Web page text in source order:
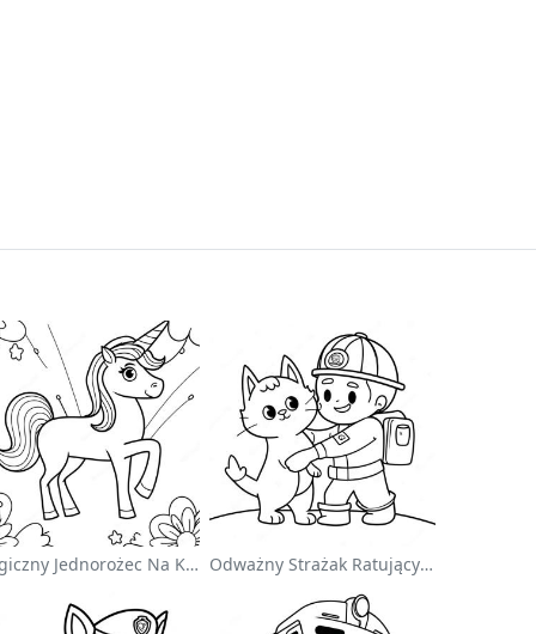
Magiczny Jednorożec Na Kolorowance Z Tęczą Odważny Strażak Ratujący Kota - Kolorowanka